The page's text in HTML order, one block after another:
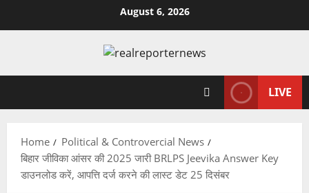
August 6, 2026
LIVE
Home
Political & Controvercial News
बिहार जीविका आंसर की 2025 जारी BRLPS Jeevika Answer Key
डाउनलोड करें, आपत्ति दर्ज करने की लास्ट डेट 25 दिसंबर